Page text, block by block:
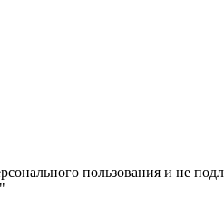
пользования и не